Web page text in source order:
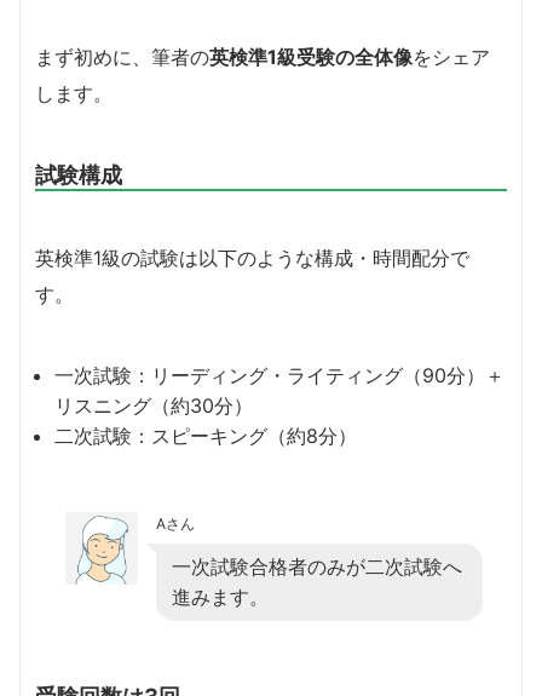
まず初めに、筆者の英検準1級受験の全体像をシェア
します。
試験構成
英検準1級の試験は以下のような構成・時間配分で
す。
一次試験：リーディング・ライティング（90分）＋
リスニング（約30分）
二次試験：スピーキング（約8分）
Aさん
一次試験合格者のみが二次試験へ
進みます。